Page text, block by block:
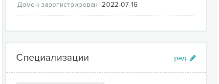
Домен зарегистрирован: 2022-07-16
Специализации